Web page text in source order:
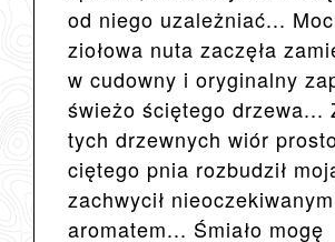
od niego uzależniać...
ziołowa nuta zaczęła
w cudowny i oryginalny
świeżo ściętego drzewa...
tych drzewnych wiór
ciętego pnia rozbudził
zachwycił nieoczekiwanym
aromatem... Śmiało mogę